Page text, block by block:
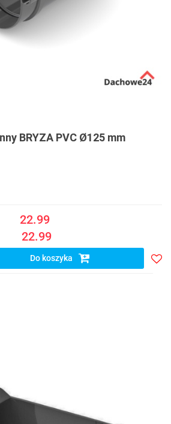
BRYZA PVC Ø125 mm
22.99
22.99
Do koszyka